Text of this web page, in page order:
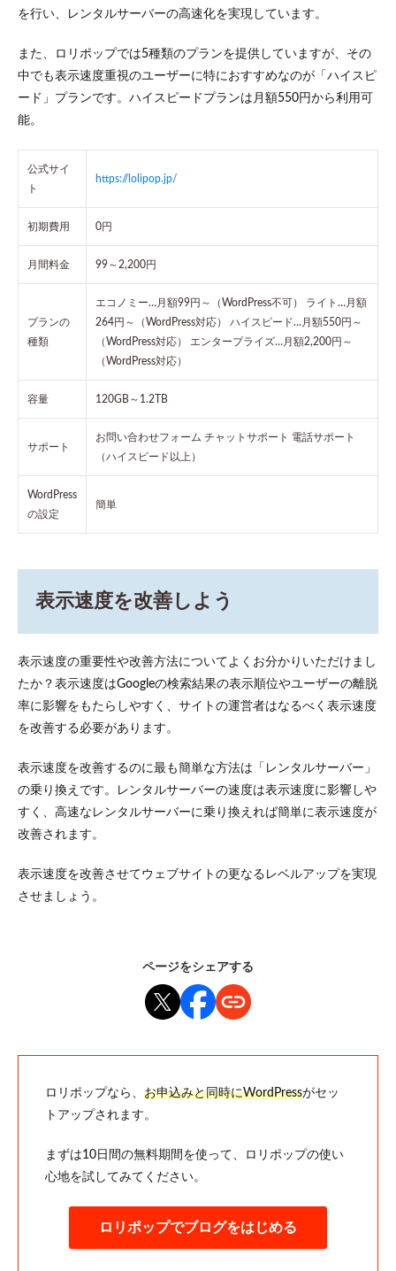
を行い、レンタルサーバーの高速化を実現しています。
また、ロリポップでは5種類のプランを提供していますが、その
中でも表示速度重視のユーザーに特におすすめなのが「ハイスピ
ード」プランです。ハイスピードプランは月額550円から利用可
能。
公式サイ
ト
https://lolipop.jp/
初期費用 0円
月間料金 99～2,200円
プランの
種類
エコノミー…月額99円～（WordPress不可） ライト…月額
264円～（WordPress対応） ハイスピード…月額550円～
（WordPress対応） エンタープライズ…月額2,200円～
（WordPress対応）
容量 120GB～1.2TB
サポート
お問い合わせフォーム チャットサポート 電話サポート
（ハイスピード以上）
WordPress
の設定
簡単
表示速度を改善しよう
表示速度の重要性や改善方法についてよくお分かりいただけまし
たか？表示速度はGoogleの検索結果の表示順位やユーザーの離脱
率に影響をもたらしやすく、サイトの運営者はなるべく表示速度
を改善する必要があります。
表示速度を改善するのに最も簡単な方法は「レンタルサーバー」
の乗り換えです。レンタルサーバーの速度は表示速度に影響しや
すく、高速なレンタルサーバーに乗り換えれば簡単に表示速度が
改善されます。
表示速度を改善させてウェブサイトの更なるレベルアップを実現
させましょう。
ページをシェアする
ロリポップなら、 お申込みと同時にWordPressがセッ
トアップされます。
まずは10日間の無料期間を使って、ロリポップの使い
心地を試してみてください。
ロリポップでブログをはじめる